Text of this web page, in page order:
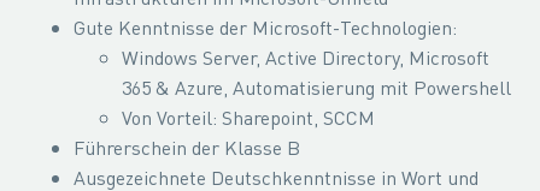
Gute Kenntnisse der Microsoft-Technologien:
Windows Server, Active Directory, Microsoft
365 & Azure, Automatisierung mit Powershell
Von Vorteil: Sharepoint, SCCM
Führerschein der Klasse B
Ausgezeichnete Deutschkenntnisse in Wort und